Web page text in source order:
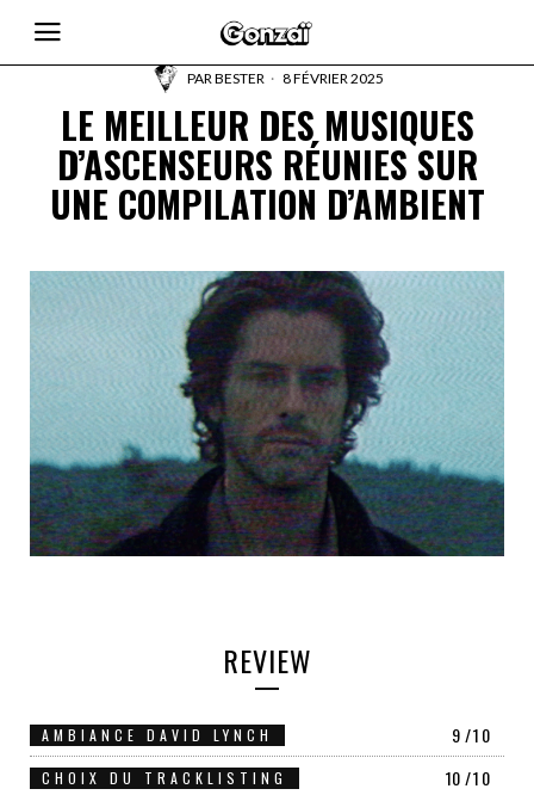
PARBESTER 8 FÉVRIER 2025
LE MEILLEUR DES MUSIQUES
D’ASCENSEURS RÉUNIES SUR
UNE COMPILATION D’AMBIENT
REVIEW
AMBIANCE DAVID LYNCH 9/10
CHOIX DU TRACKLISTING 10/10